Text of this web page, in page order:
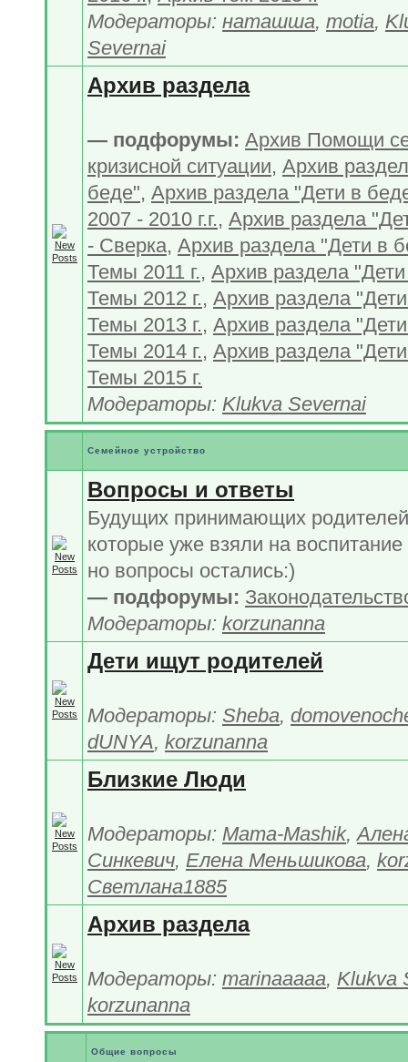
Модераторы: наташша, motia,
Severnai
Архив раздела
— подфорумы: Архив Помощи
кризисной ситуации, Архив
беде", Архив раздела "Дети в
2007 - 2010 г.г., Архив раздела
- Сверка, Архив раздела "Дети в
Темы 2011 г., Архив раздела
Темы 2012 г., Архив раздела
Темы 2013 г., Архив раздела
Темы 2014 г., Архив раздела
Темы 2015 г.
Модераторы: Klukva Severnai
Семейное устройство
Вопросы и ответы
Будущих принимающих
которые уже взяли на воспитание
но вопросы остались:)
— подфорумы:
Модераторы: korzunanna
Дети ищут родителей
Модераторы: Sheba,
dUNYA, korzunanna
Близкие Люди
Модераторы: Mama-Mashik,
Синкевич, Елена Меньшикова,
Светлана1885
Архив раздела
Модераторы: marinaaaaa, Klukva
korzunanna
Общие вопросы